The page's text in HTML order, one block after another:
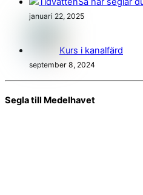
januari 22, 2025
Kurs i kanalfärd
september 8, 2024
Segla till Medelhavet